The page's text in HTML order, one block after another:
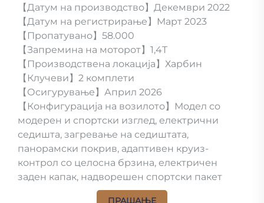
【Датум на производство】Декември 2022
【Датум на регистрирање】Март 2023
【Пропатувано】58.000
【Запремина на моторот】1,4T
【Производствена локација】Харбин
【Клучеви】2 комплети
【Осигурување】Април 2026
【Конфигурација на возилото】Модел со
модерен и спортски изглед, електрични
седишта, загревање на седиштата,
панорамски покрив, адаптивен круиз-
контрол со целосна брзина, електричен
заден капак, надворешен спортски пакет
ПРАШАЊЕ